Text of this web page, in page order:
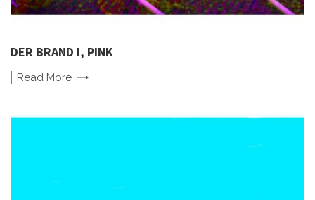
DER BRAND I, PINK
Read More